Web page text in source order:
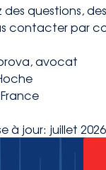
des questions,
contacter par
avocat
à jour: juillet 2026